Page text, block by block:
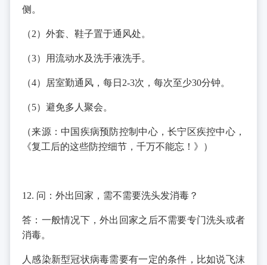
侧。
（2）外套、鞋子置于通风处。
（3）用流动水及洗手液洗手。
（4）居室勤通风，每日2-3次，每次至少30分钟。
（5）避免多人聚会。
（来源：中国疾病预防控制中心，长宁区疾控中心，
《复工后的这些防控细节，千万不能忘！》）
12. 问：外出回家，需不需要洗头发消毒？
答：一般情况下，外出回家之后不需要专门洗头或者
消毒。
人感染新型冠状病毒需要有一定的条件，比如说飞沫